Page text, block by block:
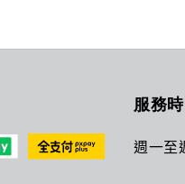
服務
週一至